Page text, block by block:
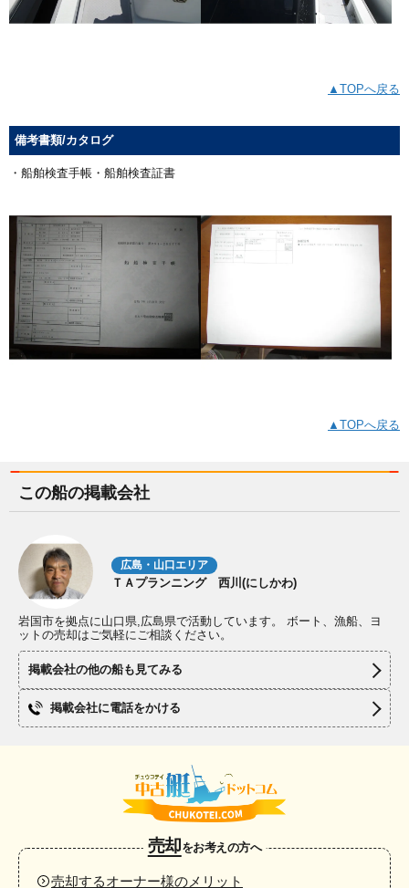
▲TOPへ戻る
備考書類/カタログ
・船舶検査手帳・船舶検査証書
▲TOPへ戻る
この船の掲載会社
広島・山口エリア
ＴＡプランニング 西川(にしかわ)
岩国市を拠点に山口県,広島県で活動しています。 ボート、漁船、ヨ
ットの売却はご気軽にご相談ください。
掲載会社の他の船も見てみる
掲載会社に電話をかける
売却をお考えの方へ
売却するオーナー様のメリット